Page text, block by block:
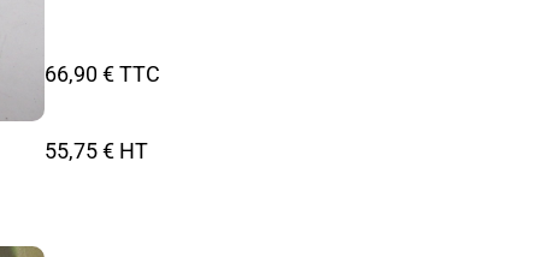
66,90 € TTC
55,75 € HT